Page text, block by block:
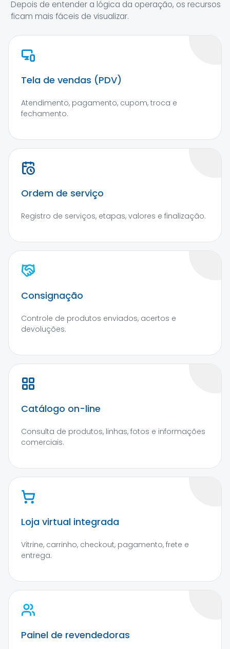
Depois de entender a lógica da operação, os recursos
ficam mais fáceis de visualizar.
Tela de vendas (PDV)
Atendimento, pagamento, cupom, troca e
fechamento.
Ordem de serviço
Registro de serviços, etapas, valores e finalização.
Consignação
Controle de produtos enviados, acertos e
devoluções.
Catálogo on-line
Consulta de produtos, linhas, fotos e informações
comerciais.
Loja virtual integrada
Vitrine, carrinho, checkout, pagamento, frete e
entrega.
Painel de revendedoras